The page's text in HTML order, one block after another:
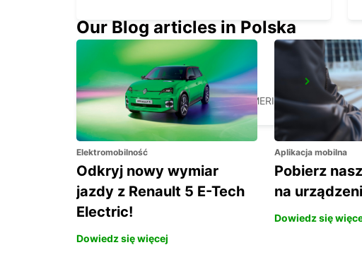
BURBANK AIRPORT
BURBANK - UNITED STATES OF AMERICA
Our Blog articles in Polska
Elektromobilność
Odkryj nowy wymiar
jazdy z Renault 5 E-Tech
Electric!
Dowiedz się więcej
Aplikacja mobilna
Pobierz
na
Dowiedz się